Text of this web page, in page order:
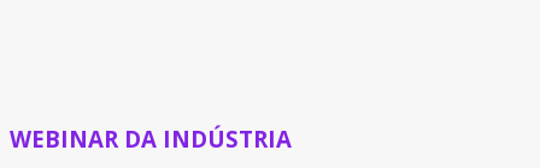
WEBINAR DA INDÚSTRIA